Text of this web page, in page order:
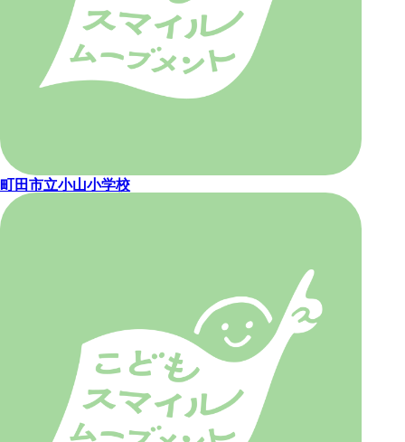
町田市立小山小学校